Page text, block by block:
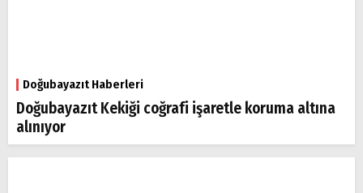
Doğubayazıt Haberleri
Doğubayazıt Kekiği coğrafi işaretle koruma altına
alınıyor